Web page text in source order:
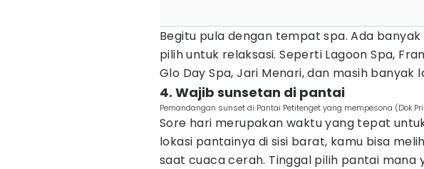
Begitu pula dengan tempat spa. Ada
pilih untuk relaksasi. Seperti Lagoon Spa,
Glo Day Spa, Jari Menari, dan masih banyak
4. Wajib sunsetan di pantai
Pemandangan sunset di Pantai Petitenget yang mempesona
Sore hari merupakan waktu yang tepat
lokasi pantainya di sisi barat, kamu bisa
saat cuaca cerah. Tinggal pilih pantai mana